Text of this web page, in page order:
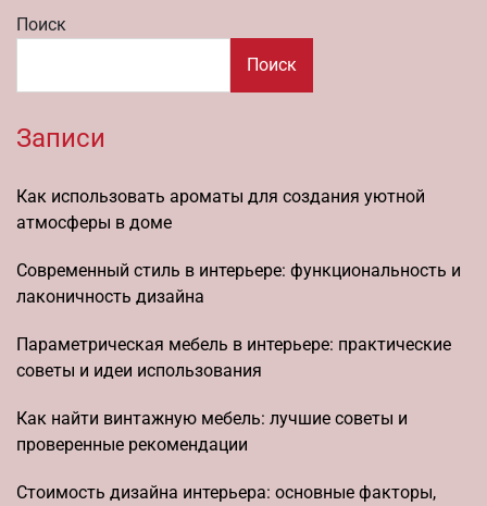
записям
Поиск
Поиск
Записи
Как использовать ароматы для создания уютной
атмосферы в доме
Современный стиль в интерьере: функциональность и
лаконичность дизайна
Параметрическая мебель в интерьере: практические
советы и идеи использования
Как найти винтажную мебель: лучшие советы и
проверенные рекомендации
Стоимость дизайна интерьера: основные факторы,